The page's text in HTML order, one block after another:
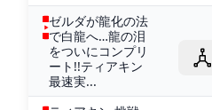
ゼルダが龍化の法
で白龍へ…龍の泪
をついにコンプリ
ート!!ティアキン
最速実...